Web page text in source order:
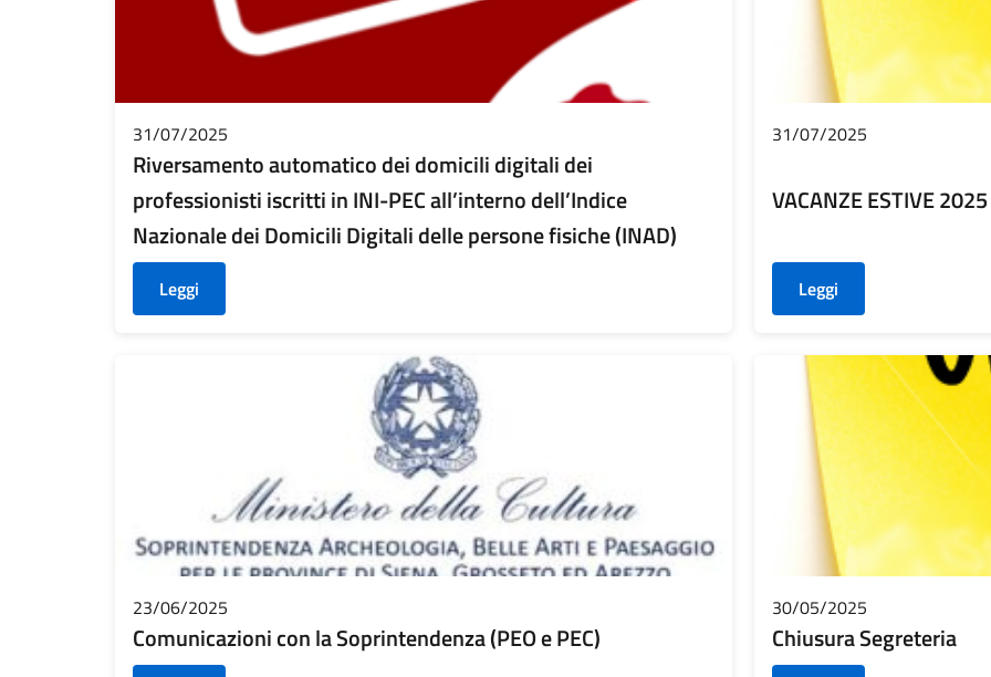
31/07/2025
Riversamento automatico dei domicili digitali dei
professionisti iscritti in INI-PEC all’interno dell’Indice
Nazionale dei Domicili Digitali delle persone fisiche (INAD)
Leggi
31/07/2025
VACANZE ESTIVE 2025
Leggi
23/06/2025
Comunicazioni con la Soprintendenza (PEO e PEC)
30/05/2025
Chiusura Segreteria